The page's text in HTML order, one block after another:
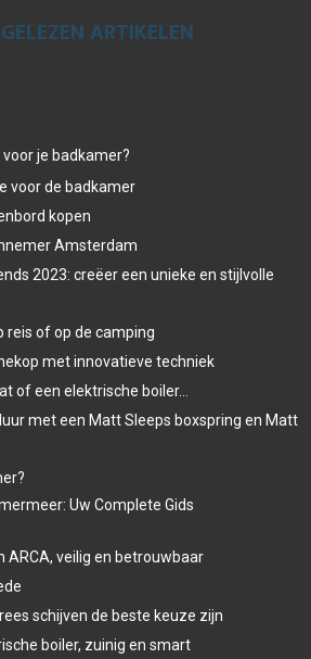
ARTIKELEN
je badkamer?
voor de badkamer
kopen
Amsterdam
2023: creëer een unieke en stijlvolle
reis of op de camping
met innovatieve techniek
of een elektrische boiler…
met een Matt Sleeps boxspring en Matt
Uw Complete Gids
ARCA, veilig en betrouwbaar
schijven de beste keuze zijn
boiler, zuinig en smart